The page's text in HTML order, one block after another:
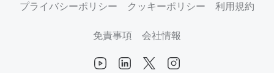
プライバシーポリシー
クッキーポリシー 利用規約
免責事項 会社情報